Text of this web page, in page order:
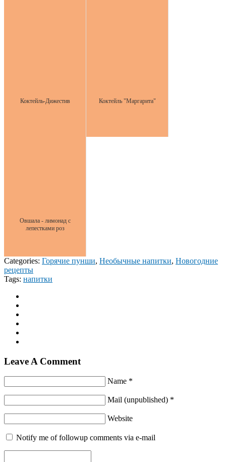
Коктейль-Дижестив Коктейль "Маргарита"
Овшала - лимонад с
лепестками роз
Categories: Горячие пунши, Необычные напитки, Новогодние
рецепты
Tags: напитки
Leave A Comment
Name *
Mail (unpublished) *
Website
Notify me of followup comments via e-mail